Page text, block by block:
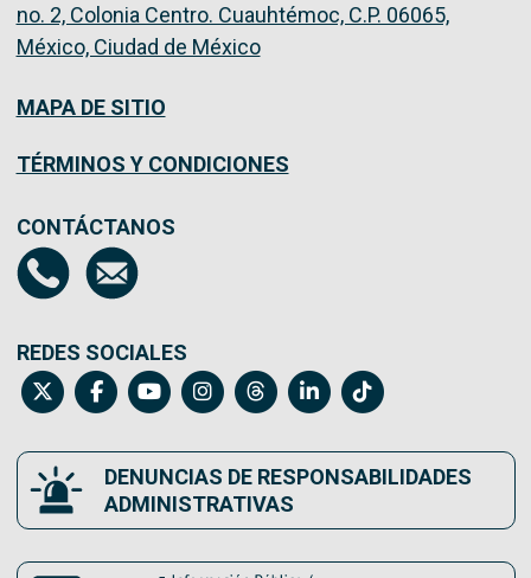
no. 2, Colonia Centro. Cuauhtémoc, C.P. 06065,
México, Ciudad de México
MAPA DE SITIO
TÉRMINOS Y CONDICIONES
CONTÁCTANOS
REDES SOCIALES
DENUNCIAS DE RESPONSABILIDADES
ADMINISTRATIVAS